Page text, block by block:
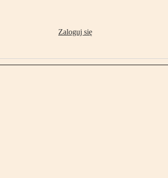
Zaloguj się